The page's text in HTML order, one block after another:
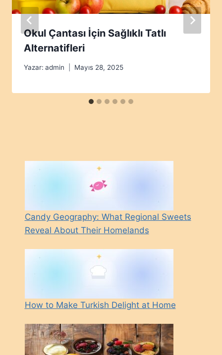
Okul Çantası İçin Sağlıklı Tatlı
Alternatifleri
Yazar: admin Mayıs 28, 2025
Candy Geography: What Regional Sweets
Reveal About Their Homelands
How to Make Turkish Delight at Home